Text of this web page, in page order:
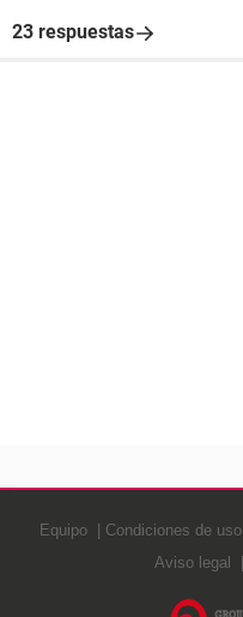
23 respuestas
Equipo Condiciones de uso
Aviso legal